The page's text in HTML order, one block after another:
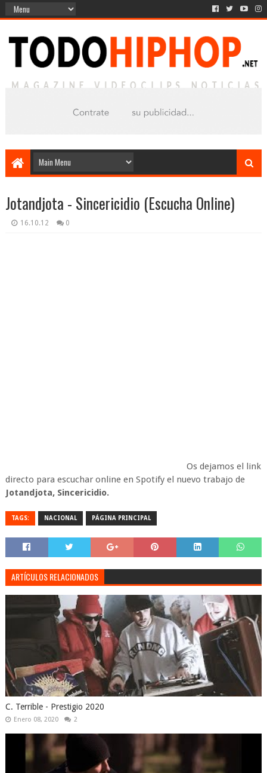
Jotandjota - Sincericidio (Escucha Online)
16.10.12 0
Os dejamos el link
directo para escuchar online en Spotify el nuevo trabajo de
Jotandjota, Sincericidio.
TAGS: NACIONAL PÁGINA PRINCIPAL
ARTÍCULOS RELACIONADOS
C. Terrible - Prestigio 2020
Enero 08, 2020 2